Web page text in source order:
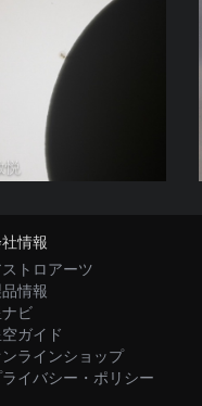
悦
情報
トロアーツ
情報
ビ
ガイド
ラインショップ
イバシー・ポリシー